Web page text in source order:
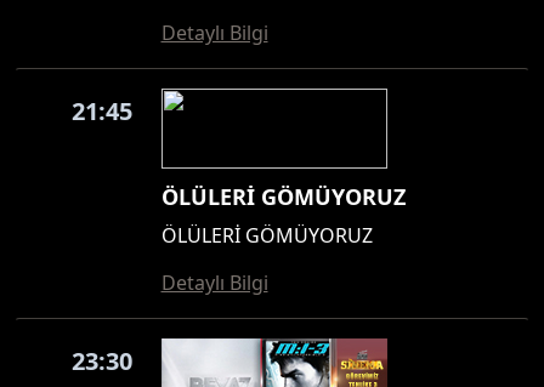
Detaylı Bilgi
21:45
ÖLÜLERİ GÖMÜYORUZ
ÖLÜLERİ GÖMÜYORUZ
Detaylı Bilgi
23:30